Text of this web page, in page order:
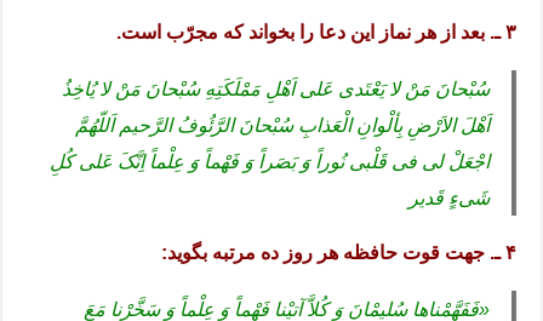
۳ ـ. بعد از هر نماز این دعا را بخواند که مجرّب است.
سُبْحانَ مَنْ لا یَعْتَدی عَلی اَهْلِ مَمْلَکَتِهِ سُبْحانَ مَنْ لا یُاخِذُ
اَهْلَ الاَرْضِ بِألْوانِ الْعَذابِ سُبْحانَ الرَّئُوفُ الرَّحیم اَللّهُمَّ
اجْعَلْ لی فی قَلْبی نُوراً وَ بَصَراً وَ فَهْماً وَ عِلْماً اِنَّکَ عَلی کُلِ
شَیءٍ قَدیر
۴ ـ. جهت قوت حافظه هر روز ده مرتبه بگوید:
«فَفَهَّمْنا‌ها سُلیمْانَ وَ کُلاَّ آتیْنا فَهْماً وَ عِلْماً وَ سَخَّرْنا مَعَ